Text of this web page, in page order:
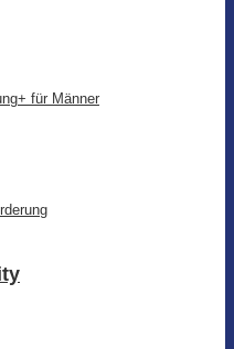
für Männer